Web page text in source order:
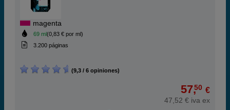
magenta
69 ml(0,83 € por ml)
3.200 páginas
(9,3 / 6 opiniones)
57,50 €
47,52 € iva ex